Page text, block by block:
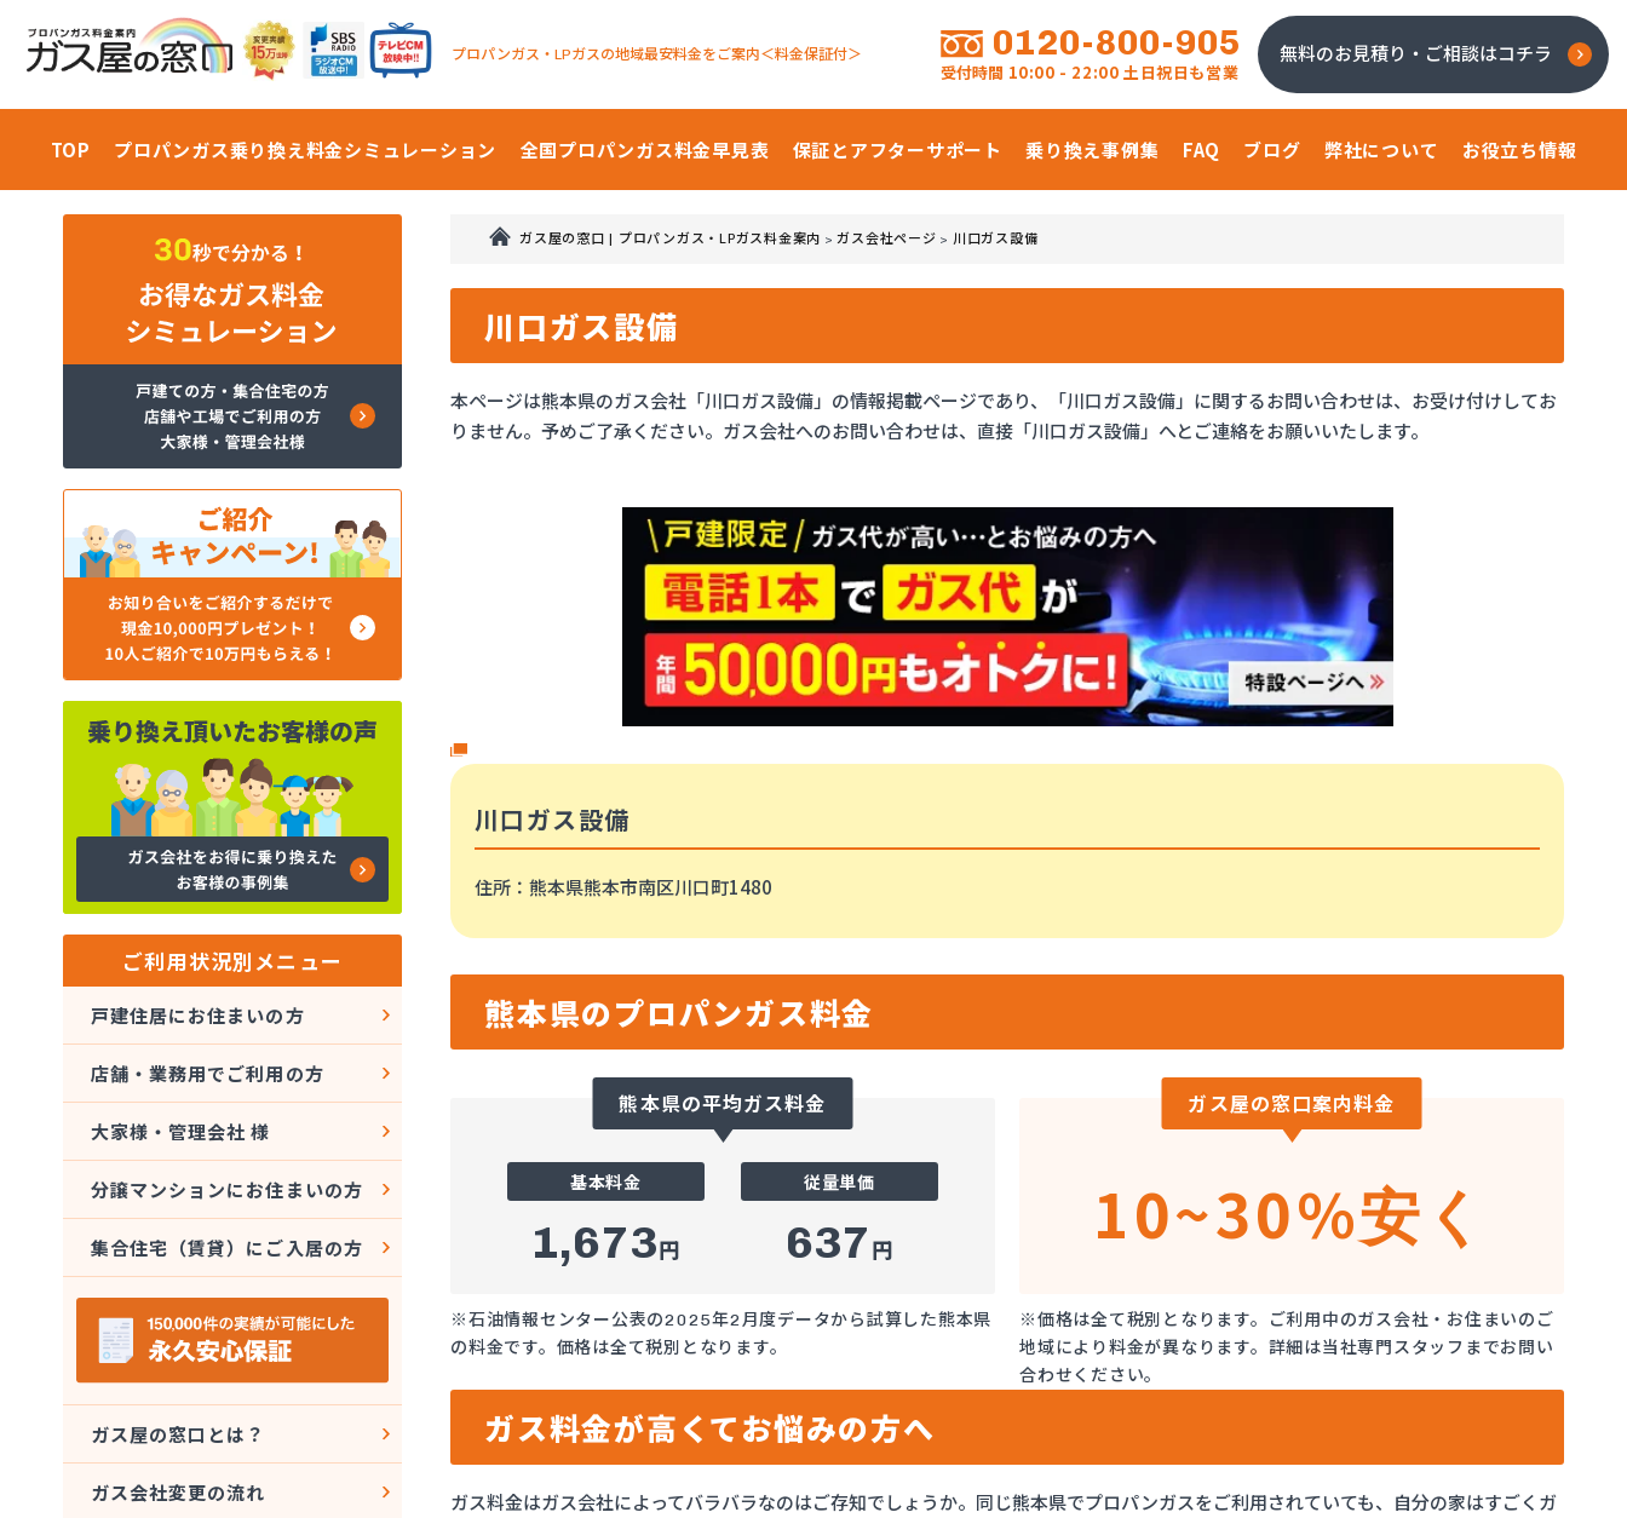
プロパンガス・LPガスの地域最安料金をご案内＜料金保証付＞ 0120-800-905
受付時間 10:00 - 22:00 土日祝日も営業
無料のお見積り・ご相談はコチラ
TOP プロパンガス乗り換え料金シミュレーション 全国プロパンガス料金早見表 保証とアフターサポート 乗り換え事例集 FAQ ブログ 弊社について お役立ち情報
ガス屋の窓口 | プロパンガス・LPガス料金案内 >ガス会社ページ > 川口ガス設備
川口ガス設備
本ページは熊本県のガス会社「川口ガス設備」の情報掲載ページであり、「川口ガス設備」に関するお問い合わせは、お受け付けしてお
りません。予めご了承ください。ガス会社へのお問い合わせは、直接「川口ガス設備」へとご連絡をお願いいたします。
川口ガス設備
住所 ：熊本県熊本市南区川口町1480
熊本県のプロパンガス料金
熊本県の平均ガス料金
基本料金
1,673円
従量単価
637 円
※石油情報センター公表の2025年2月度データから試算した熊本県
の料金です。価格は全て税別となります。
ガス屋の窓口案内料金
10~30%安く
※価格は全て税別となります。ご利用中のガス会社・お住まいのご
地域により料金が異なります。詳細は当社専門スタッフまでお問い
合わせください。
ガス料金が高くてお悩みの方へ
ガス料金はガス会社によってバラバラなのはご存知でしょうか。同じ熊本県でプロパンガスをご利用されていても、自分の家はすごくガ
ご利用状況別メニュー
戸建住居にお住まいの方
店舗・業務用でご利用の方
大家様・管理会社 様
分譲マンションにお住まいの方
集合住宅（賃貸）にご入居の方
ガス屋の窓口とは？
ガス会社変更の流れ